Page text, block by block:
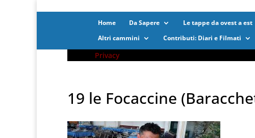
Privacy
Home Da Sapere Le tappe da ovest a est
Altri cammini
Contributi: Diari e Filmati
19 le Focaccine